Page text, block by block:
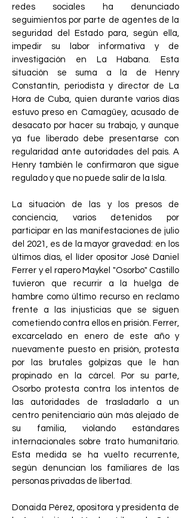
redes sociales ha denunciado
seguimientos por parte de agentes de la
seguridad del Estado para, según ella,
impedir su labor informativa y de
investigación en La Habana. Esta
situación se suma a la de Henry
Constantín, periodista y director de La
Hora de Cuba, quien durante varios días
estuvo preso en Camagüey, acusado de
desacato por hacer su trabajo, y aunque
ya fue liberado debe presentarse con
regularidad ante autoridades del país. A
Henry también le confirmaron que sigue
regulado y que no puede salir de la Isla.
La situación de las y los presos de
conciencia, varios detenidos por
participar en las manifestaciones de julio
del 2021, es de la mayor gravedad: en los
últimos días, el líder opositor José Daniel
Ferrer y el rapero Maykel "Osorbo" Castillo
tuvieron que recurrir a la huelga de
hambre como último recurso en reclamo
frente a las injusticias que se siguen
cometiendo contra ellos en prisión. Ferrer,
excarcelado en enero de este año y
nuevamente puesto en prisión, protesta
por las brutales golpizas que le han
propinado en la cárcel. Por su parte,
Osorbo protesta contra los intentos de
las autoridades de trasladarlo a un
centro penitenciario aún más alejado de
su familia, violando estándares
internacionales sobre trato humanitario.
Esta medida se ha vuelto recurrente,
según denuncian los familiares de las
personas privadas de libertad.
Donaida Pérez, opositora y presidenta de